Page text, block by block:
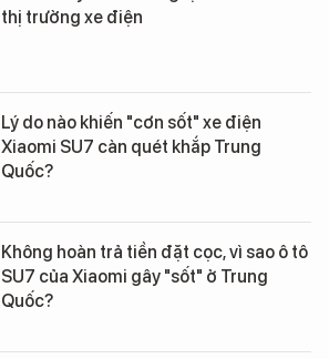
thị trường xe điện
Lý do nào khiến "cơn sốt" xe điện
Xiaomi SU7 càn quét khắp Trung
Quốc?
Không hoàn trả tiền đặt cọc, vì sao ô tô
SU7 của Xiaomi gây "sốt" ở Trung
Quốc?